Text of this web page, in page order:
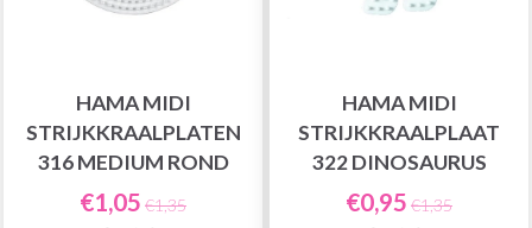
HAMA MIDI
STRIJKKRAALPLATEN
316 MEDIUM ROND
€1,05 €1,35
HAMA MIDI
STRIJKKRAALPLAAT
322 DINOSAURUS
€0,95 €1,35